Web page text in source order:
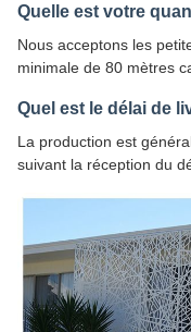
Quelle est votre
Nous acceptons les
minimale de 80 mètres
Quel est le délai de
La production est
suivant la réception du